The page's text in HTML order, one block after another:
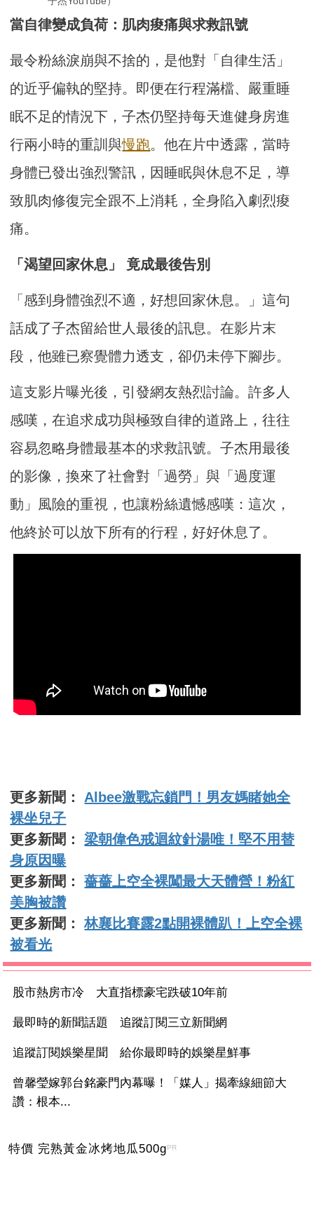
當自律變成負荷：肌肉痠痛與求救訊號
最令粉絲淚崩與不捨的，是他對「自律生活」
的近乎偏執的堅持。即便在行程滿檔、嚴重睡
眠不足的情況下，子杰仍堅持每天進健身房進
行兩小時的重訓與慢跑。他在片中透露，當時
身體已發出強烈警訊，因睡眠與休息不足，導
致肌肉修復完全跟不上消耗，全身陷入劇烈痠
痛。
「渴望回家休息」 竟成最後告別
「感到身體強烈不適，好想回家休息。」這句
話成了子杰留給世人最後的訊息。在影片末
段，他雖已察覺體力透支，卻仍未停下腳步。
這支影片曝光後，引發網友熱烈討論。許多人
感嘆，在追求成功與極致自律的道路上，往往
容易忽略身體最基本的求救訊號。子杰用最後
的影像，換來了社會對「過勞」與「過度運
動」風險的重視，也讓粉絲遺憾感嘆：這次，
他終於可以放下所有的行程，好好休息了。
更多新聞：Albee激戰忘鎖門！男友媽睹她全
裸坐兒子
更多新聞：梁朝偉色戒迴紋針湯唯！堅不用替
身原因曝
更多新聞：薔薔上空全裸闖最大天體營！粉紅
美胸被讚
更多新聞：林襄比賽露2點開裸體趴！上空全裸
被看光
股市熱房市冷 大直指標豪宅跌破10年前
最即時的新聞話題 追蹤訂閱三立新聞網
追蹤訂閱娛樂星聞 給你最即時的娛樂星鮮事
曾馨瑩嫁郭台銘豪門內幕曝！「媒人」揭牽線細節大
讚：根本...
特價 完熟黃金冰烤地瓜500gPR